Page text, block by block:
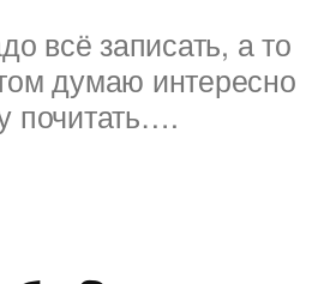
всё записать, а то
думаю интересно
почитать….